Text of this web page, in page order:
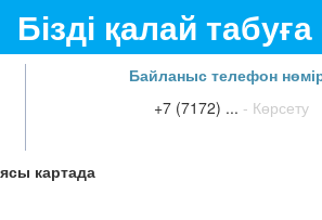
Бізді қалай
Байланыс телефон
+7 (7172) ... - Көрсету
картада